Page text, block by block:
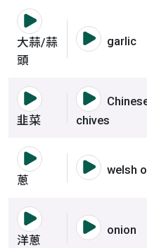
語音撥放詞彙 大
大蒜/蒜
頭
語音撥
garlic
語音撥放詞彙
韭菜
語音撥
chives
語音撥放詞彙 蔥
蔥
語音撥
welsh
語音撥放詞彙 洋
洋蔥
語音撥
onion